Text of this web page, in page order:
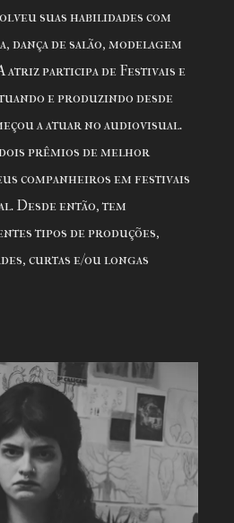
suas habilidades com
dança de salão, modelagem
atriz participa de Festivais e
e produzindo desde
a atuar no audiovisual.
prêmios de melhor
companheiros em festivais
Desde então, tem
tipos de produções,
curtas e/ou longas